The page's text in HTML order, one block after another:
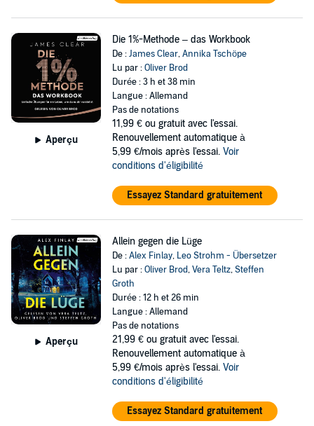
Aperçu
Die 1%-Methode – das Workbook
De :James Clear,Annika Tschöpe
Lu par :Oliver Brod
Durée : 3 h et 38 min
Langue : Allemand
Pas de notations
11,99 € ou gratuit avec l'essai.
Renouvellement automatique à
5,99 €/mois après l'essai. Voir
conditions d'éligibilité
Essayez Standard gratuitement
Aperçu
Allein gegen die Lüge
De :Alex Finlay, Leo Strohm - Übersetzer
Lu par :Oliver Brod,Vera Teltz,Steffen
Groth
Durée : 12 h et 26 min
Langue : Allemand
Pas de notations
21,99 € ou gratuit avec l'essai.
Renouvellement automatique à
5,99 €/mois après l'essai. Voir
conditions d'éligibilité
Essayez Standard gratuitement